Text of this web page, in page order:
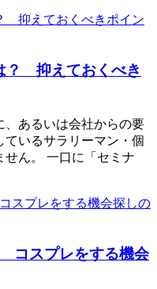
？ 抑えておくべき
、あるいは会社からの要
いるサラリーマン・個
せん。 一口に「セミナ
コスプレをする機会